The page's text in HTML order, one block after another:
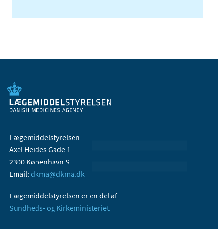
Lægemiddelstyrelsen
Axel Heides Gade 1
2300 København S
Email: dkma@dkma.dk
Lægemiddelstyrelsen er en del af
Sundheds- og Kirkeministeriet.